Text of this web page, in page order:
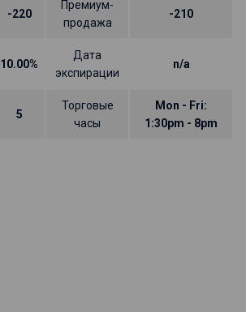
-220
Премиум-
продажа
-210
10.00%
Дата
экспирации
n/a
5
Торговые
часы
Mon - Fri:
1:30pm - 8pm